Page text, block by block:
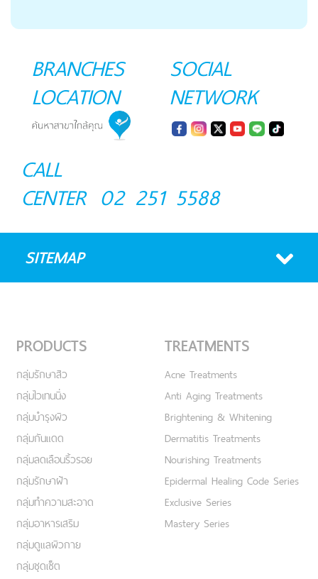
BRANCHES
LOCATION
SOCIAL
NETWORK
CALL
CENTER 02 251 5588
SITEMAP
PRODUCTS
กลุ่มรักษาสิว
กลุ่มไวเทนนิ่ง
กลุ่มบำรุงผิว
กลุ่มกันแดด
กลุ่มลดเลือนริ้วรอย
กลุ่มรักษาฝ้า
กลุ่มทำความสะอาด
กลุ่มอาหารเสริม
กลุ่มดูแลผิวกาย
กลุ่มชุดเซ็ต
TREATMENTS
Acne Treatments
Anti Aging Treatments
Brightening & Whitening
Dermatitis Treatments
Nourishing Treatments
Epidermal Healing Code Series
Exclusive Series
Mastery Series